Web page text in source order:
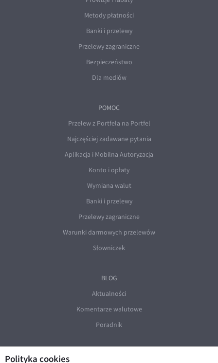
Polityka cookies
Metody płatności
Banki i przelewy
Przelewy zagraniczne
Bezpieczeństwo
Dla mediów
POMOC
Przelew z Portfela na Portfel
Najczęściej zadawane pytania
Aplikacja i Mobilna Autoryzacja
Konto i opłaty
Wymiana walut
Banki i przelewy
Przelewy zagraniczne
Warunki darmowych przelewów
Słowniczek
BLOG
Aktualności
Komentarze walutowe
Poradnik